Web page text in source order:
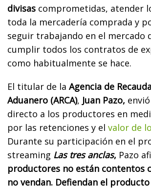
divisas comprometidas, atender
toda la mercadería comprada y
seguir trabajando en el mercado
cumplir todos los contratos de
como habitualmente se hace.
El titular de la Agencia de
Aduanero (ARCA), Juan Pazo,
directo a los productores en
por las retenciones y el valor de
Durante su participación en el
streaming Las tres anclas, Pazo
productores no están contentos
no vendan. Defiendan el